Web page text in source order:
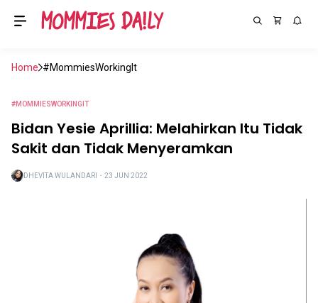
Home #MommiesWorkingIt
#MOMMIESWORKINGIT
Bidan Yesie Aprillia: Melahirkan Itu Tidak
Sakit dan Tidak Menyeramkan
DHEVITA WULANDARI ・ 23 JUN 2022